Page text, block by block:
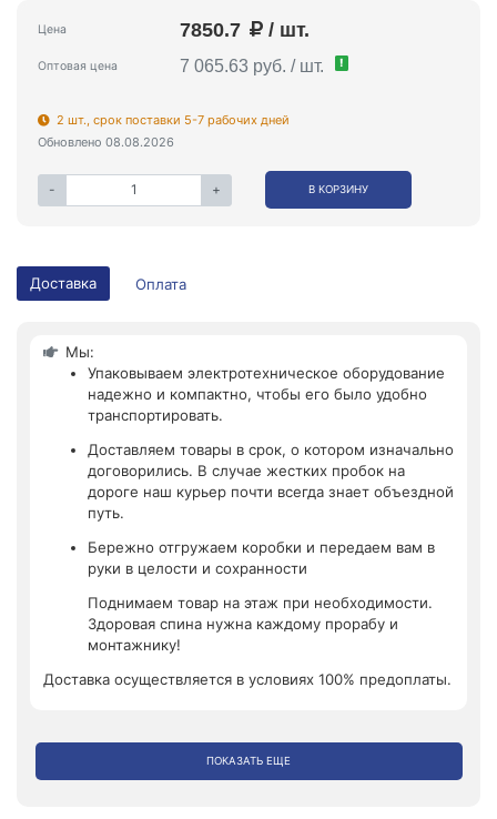
Цена 7850.7 / шт.
Оптовая цена 7 065.63 руб. / шт. !
2 шт., срок поставки 5-7 рабочих дней
Обновлено 08.08.2026
- + В КОРЗИНУ
Доставка Оплата
Мы:
Упаковываем электротехническое оборудование
надежно и компактно, чтобы его было удобно
транспортировать.
Доставляем товары в срок, о котором изначально
договорились. В случае жестких пробок на
дороге наш курьер почти всегда знает объездной
путь.
Бережно отгружаем коробки и передаем вам в
руки в целости и сохранности
Поднимаем товар на этаж при необходимости.
Здоровая спина нужна каждому прорабу и
монтажнику!
Доставка осуществляется в условиях 100% предоплаты.
ПОКАЗАТЬ ЕЩЕ